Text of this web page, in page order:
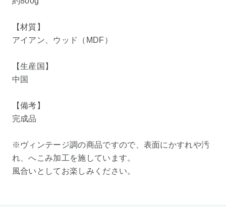
【材質】
アイアン、ウッド（MDF）
【生産国】
中国
【備考】
完成品
※ヴィンテージ調の商品ですので、表面にかすれや汚
れ、へこみ加工を施しています。
風合いとしてお楽しみください。